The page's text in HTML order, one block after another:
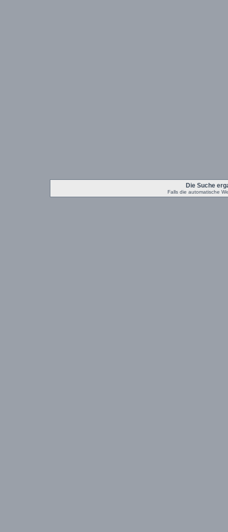
Die Suche
Falls die automatische